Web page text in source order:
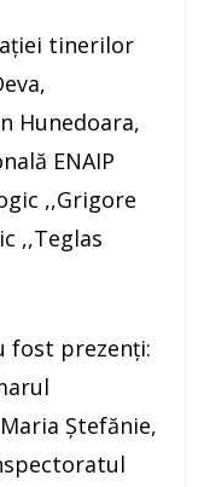
tinerilor
Hunedoara,
ENAIP
,,Grigore
,,Teglas
fost prezenți:
Ștefănie,